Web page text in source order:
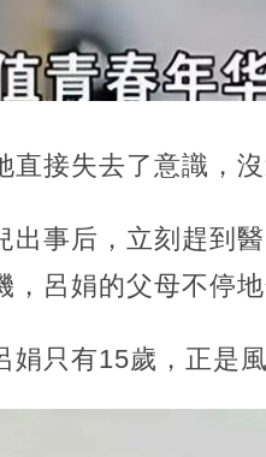
直接失去了意識，
出事后，立刻趕到
，呂娟的父母不停
娟只有15歲，正是